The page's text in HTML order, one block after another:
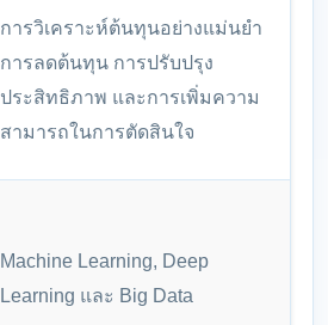
การวิเคราะห์ต้นทุนอย่างแม่นยำ
การลดต้นทุน การปรับปรุง
ประสิทธิภาพ และการเพิ่มความ
สามารถในการตัดสินใจ
Machine Learning, Deep
Learning และ Big Data